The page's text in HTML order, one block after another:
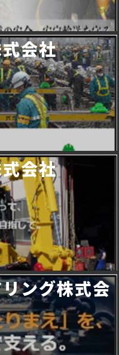
会社
会社
ング株式会